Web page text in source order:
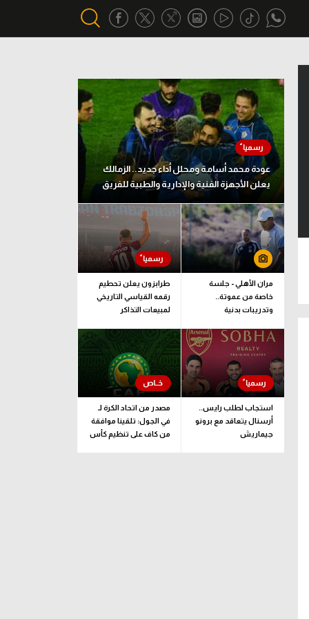
أقسام خاصة
Gamers
ميركاتو
تحقيق في الجول
تقرير في الجول
تحليل في الجول
حكايات في الجول
كويز في الجول
فيديو في الجول
عودة محمد أسامة ومحلل أداء جديد.. الزمالك
يعلن الأجهزة الفنية والإدارية والطبية للفريق
مران الأهلي - جلسة
خاصة من عموتة..
وتدريبات بدنية
طرابزون يعلن تحطيم
رقمه القياسي التاريخي
لمبيعات التذاكر
استجاب لطلب رايس..
أرسنال يتعاقد مع برونو
جيماريش
مصدر من اتحاد الكرة لـ
في الجول: تلقينا موافقة
من كاف على تنظيم كأس